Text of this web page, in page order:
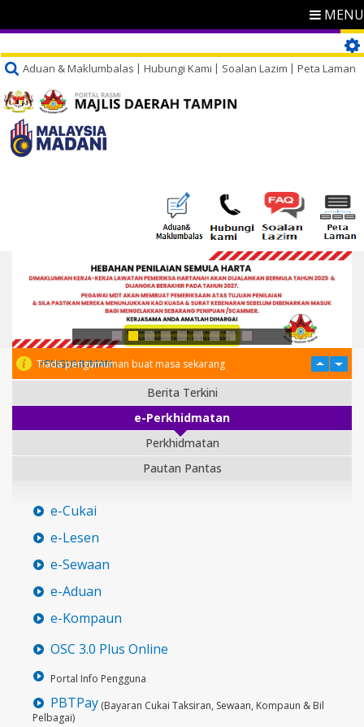
MENU
Aduan & Maklumbalas Hubungi Kami Soalan Lazim Peta Laman
PENGUMUMAN
Tiada pengumuman buat masa sekarang
Berita Terkini
e-Perkhidmatan
Perkhidmatan
Pautan Pantas
e-Cukai
e-Lesen
e-Sewaan
e-Aduan
e-Kompaun
OSC 3.0 Plus Online
Portal Info Pengguna
PBTPay (Bayaran Cukai Taksiran, Sewaan, Kompaun & Bil
Pelbagai)